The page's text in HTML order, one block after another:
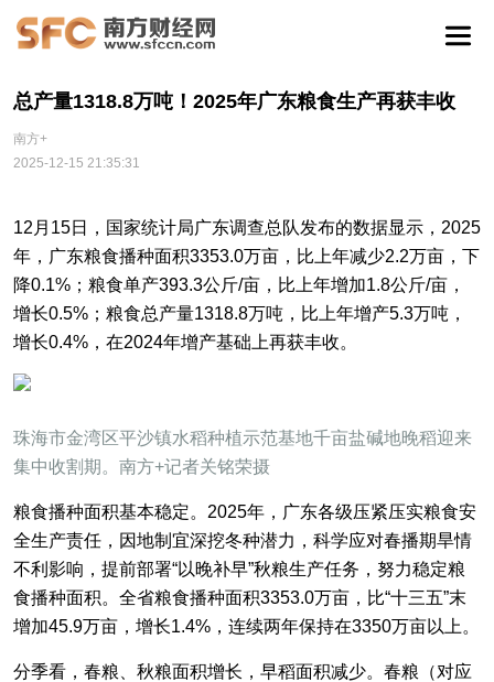
总产量1318.8万吨！2025年广东粮食生产再获丰收
南方+
2025-12-15 21:35:31
12月15日，国家统计局广东调查总队发布的数据显示，2025
年，广东粮食播种面积3353.0万亩，比上年减少2.2万亩，下
降0.1%；粮食单产393.3公斤/亩，比上年增加1.8公斤/亩，
增长0.5%；粮食总产量1318.8万吨，比上年增产5.3万吨，
增长0.4%，在2024年增产基础上再获丰收。
珠海市金湾区平沙镇水稻种植示范基地千亩盐碱地晚稻迎来
集中收割期。南方+记者关铭荣摄
粮食播种面积基本稳定。2025年，广东各级压紧压实粮食安
全生产责任，因地制宜深挖冬种潜力，科学应对春播期旱情
不利影响，提前部署“以晚补早”秋粮生产任务，努力稳定粮
食播种面积。全省粮食播种面积3353.0万亩，比“十三五”末
增加45.9万亩，增长1.4%，连续两年保持在3350万亩以上。
分季看，春粮、秋粮面积增长，早稻面积减少。春粮（对应